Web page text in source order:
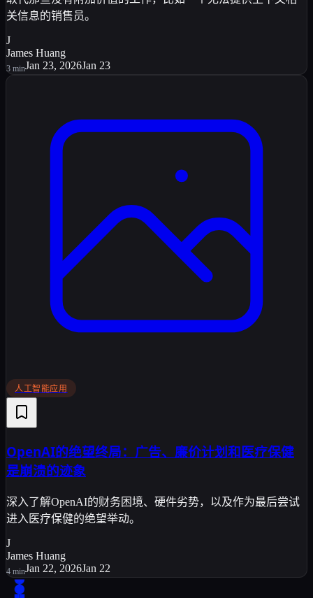
关信息的销售员。
J
James Huang
3 minJan 23, 2026Jan 23
人工智能应用
OpenAI的绝望终局：广告、廉价计划和医疗保健
是崩溃的迹象
深入了解OpenAI的财务困境、硬件劣势，以及作为最后尝试
进入医疗保健的绝望举动。
J
James Huang
4 minJan 22, 2026Jan 22